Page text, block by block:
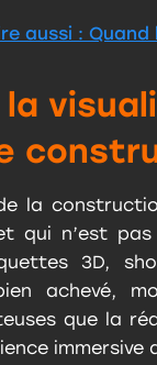
aussi :
la
la
qui n’est
3D,
achevé,
que la
immersive